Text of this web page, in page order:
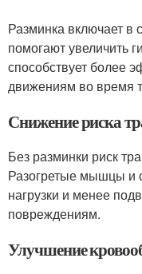
Разминка включает в
помогают увеличить
способствует более
движениям во время
Снижение риска
Без разминки риск
Разогретые мышцы и
нагрузки и менее
повреждениям.
Улучшение